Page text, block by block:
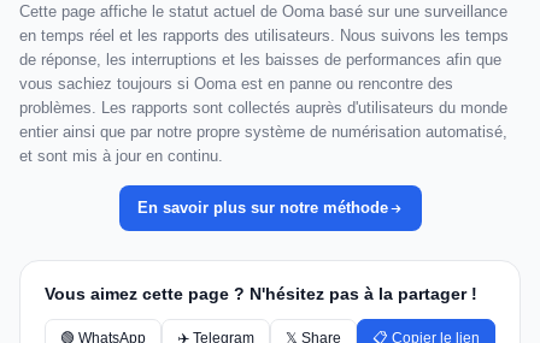
Cette page affiche le statut actuel de Ooma basé sur une surveillance
en temps réel et les rapports des utilisateurs. Nous suivons les temps
de réponse, les interruptions et les baisses de performances afin que
vous sachiez toujours si Ooma est en panne ou rencontre des
problèmes. Les rapports sont collectés auprès d'utilisateurs du monde
entier ainsi que par notre propre système de numérisation automatisé,
et sont mis à jour en continu.
En savoir plus sur notre méthode
Vous aimez cette page ? N'hésitez pas à la partager !
🟢 WhatsApp ✈️ Telegram 𝕏 Share 📋 Copier le lien